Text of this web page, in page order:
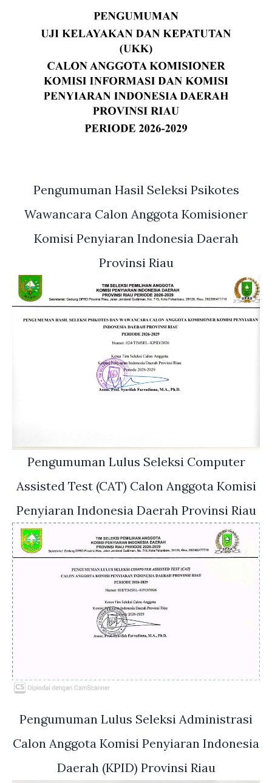
penahanan
terhadap
Pengumuman Hasil Seleksi Psikotes
Wawancara Calon Anggota Komisioner
Komisi Penyiaran Indonesia Daerah
Provinsi Riau
Pengumuman Lulus Seleksi Computer
Assisted Test (CAT) Calon Anggota Komisi
Penyiaran Indonesia Daerah Provinsi Riau
Pengumuman Lulus Seleksi Administrasi
Calon Anggota Komisi Penyiaran Indonesia
Daerah (KPID) Provinsi Riau